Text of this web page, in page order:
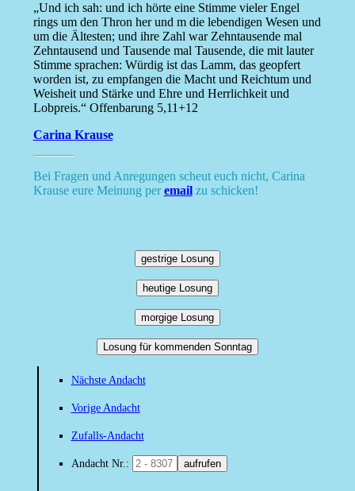
„Und ich sah: und ich hörte eine Stimme vieler Engel
rings um den Thron her und m die lebendigen Wesen und
um die Ältesten; und ihre Zahl war Zehntausende mal
Zehntausend und Tausende mal Tausende, die mit lauter
Stimme sprachen: Würdig ist das Lamm, das geopfert
worden ist, zu empfangen die Macht und Reichtum und
Weisheit und Stärke und Ehre und Herrlichkeit und
Lobpreis.“ Offenbarung 5,11+12
Carina Krause
Bei Fragen und Anregungen scheut euch nicht, Carina
Krause eure Meinung peremailzu schicken!
gestrige Losung
heutige Losung
morgige Losung
Losung für kommenden Sonntag
Nächste Andacht
Vorige Andacht
Zufalls-Andacht
Andacht Nr.: aufrufen